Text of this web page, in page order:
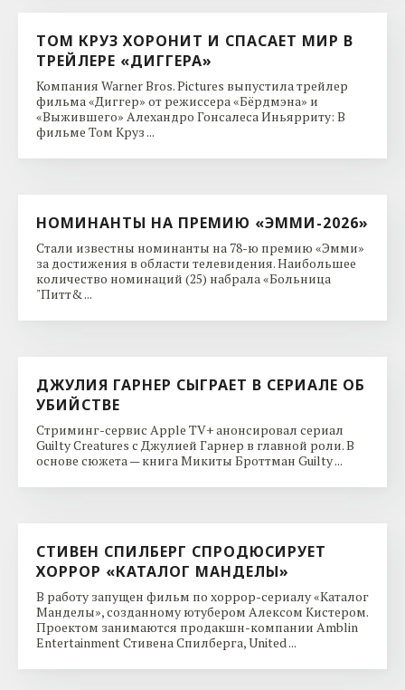
ТОМ КРУЗ ХОРОНИТ И СПАСАЕТ МИР В
ТРЕЙЛЕРЕ «ДИГГЕРА»
Компания Warner Bros. Pictures выпустила трейлер
фильма «Диггер» от режиссера «Бёрдмэна» и
«Выжившего» Алехандро Гонсалеса Иньярриту: В
фильме Том Круз ...
НОМИНАНТЫ НА ПРЕМИЮ «ЭММИ-2026»
Стали известны номинанты на 78-ю премию «Эмми»
за достижения в области телевидения. Наибольшее
количество номинаций (25) набрала «Больница
"Питт& ...
ДЖУЛИЯ ГАРНЕР СЫГРАЕТ В СЕРИАЛЕ ОБ
УБИЙСТВЕ
Стриминг-сервис Apple TV+ анонсировал сериал
Guilty Creatures с Джулией Гарнер в главной роли. В
основе сюжета — книга Микиты Броттман Guilty ...
СТИВЕН СПИЛБЕРГ СПРОДЮСИРУЕТ
ХОРРОР «КАТАЛОГ МАНДЕЛЫ»
В работу запущен фильм по хоррор-сериалу «Каталог
Манделы», созданному ютубером Алексом Кистером.
Проектом занимаются продакшн-компании Amblin
Entertainment Стивена Спилберга, United ...